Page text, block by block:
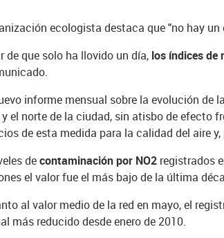
ecologista destaca que "no hay
de que solo ha llovido un día, los índices de
informe mensual sobre la evolución de
el norte de la ciudad, sin atisbo de efecto
de esta medida para la calidad del aire
decontaminación por NO2 registrados
el valor fue el más bajo de la última
al valor medio de la red en mayo, el
más reducido desde enero de 2010.